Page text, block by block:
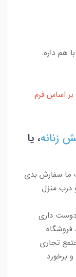
هم داره.
اساس فرم
زنانه، یا
ما سفارش بدی
درب منزل
دوست داری
فروشگاه
تجاری
برخورد